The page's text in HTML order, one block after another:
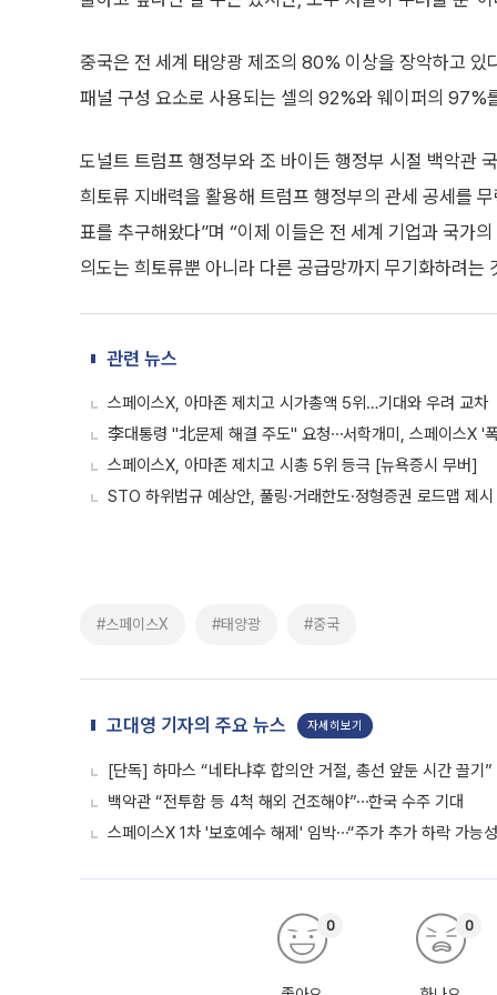
중국은 전 세계 태양광 제조의 80% 이상을 장악하고
패널 구성 요소로 사용되는 셀의 92%와 웨이퍼의 97%
도널트 트럼프 행정부와 조 바이든 행정부 시절 백악관
희토류 지배력을 활용해 트럼프 행정부의 관세 공세를
표를 추구해왔다”며 “이제 이들은 전 세계 기업과 국가
의도는 희토류뿐 아니라 다른 공급망까지 무기화하려는
관련 뉴스
스페이스X, 아마존 제치고 시가총액 5위…기대와 우려 교차
李대통령 "北문제 해결 주도" 요청⋯서학개미, 스페이스X '
스페이스X, 아마존 제치고 시총 5위 등극 [뉴욕증시 무버]
STO 하위법규 예상안, 풀링·거래한도·정형증권 로드맵 제시
#스페이스X #태양광 #중국
고대영 기자의 주요 뉴스 자세히보기
[단독] 하마스 “네타냐후 합의안 거절, 총선 앞둔 시간 끌기”
백악관 “전투함 등 4척 해외 건조해야”⋯한국 수주 기대
스페이스X 1차 '보호예수 해제' 임박⋯“주가 추가 하락 가능
0 0